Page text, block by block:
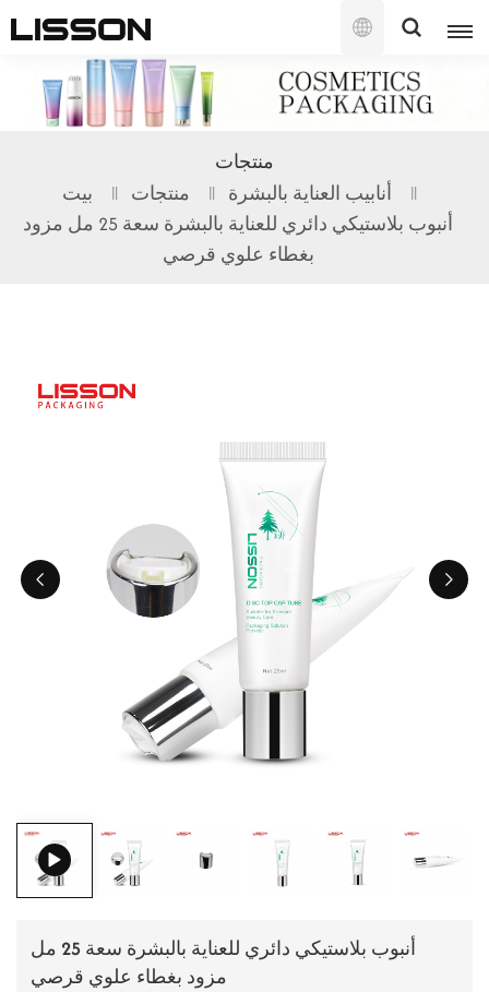
العربية
English
français
русский
한국의
ไทย
Tiếng việt
中文
منتجات
بيت منتجات
أنابيب العناية بالبشرة
أنبوب بلاستيكي دائري للعناية بالبشرة سعة 25 مل مزود
بغطاء علوي قرصي
أنبوب بلاستيكي دائري للعناية بالبشرة سعة 25 مل
مزود بغطاء علوي قرصي